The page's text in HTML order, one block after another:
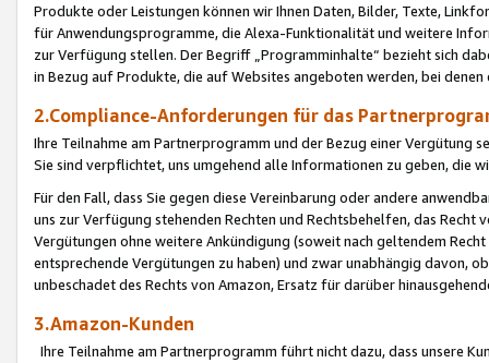
Produkte oder Leistungen können wir Ihnen Daten, Bilder, Texte,
für Anwendungsprogramme, die Alexa-Funktionalität und weitere
zur Verfügung stellen. Der Begriff „Programminhalte“ bezieht sich
in Bezug auf Produkte, die auf Websites angeboten werden, bei
2.Compliance-Anforderungen für das
Ihre Teilnahme am Partnerprogramm und der Bezug einer Vergütung
Sie sind verpflichtet, uns umgehend alle Informationen zu geben, die
Für den Fall, dass Sie gegen diese Vereinbarung oder andere
uns zur Verfügung stehenden Rechten und Rechtsbehelfen, das
Vergütungen ohne weitere Ankündigung (soweit nach geltendem
entsprechende Vergütungen zu haben) und zwar unabhängig davon,
unbeschadet des Rechts von Amazon, Ersatz für darüber
3.Amazon-Kunden
Ihre Teilnahme am Partnerprogramm führt nicht dazu, dass unsere